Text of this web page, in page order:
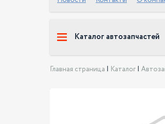
Каталог автозапчастей
Главная страница | Каталог |